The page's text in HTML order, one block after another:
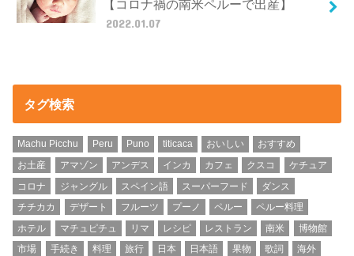
【コロナ禍の南米ペルーで出産】
2022.01.07
タグ検索
Machu Picchu Peru Puno titicaca おいしい
おすすめ
お土産
アマゾン アンデス インカ カフェ クスコ
ケチュア
コロナ
ジャングル スペイン語 スーパーフード
ダンス
チチカカ
デザート フルーツ プーノ ペルー
ペルー料理
ホテル
マチュピチュ リマ レシピ レストラン 南米
博物館
市場
手続き 料理 旅行 日本 日本語 果物 歌詞
海外